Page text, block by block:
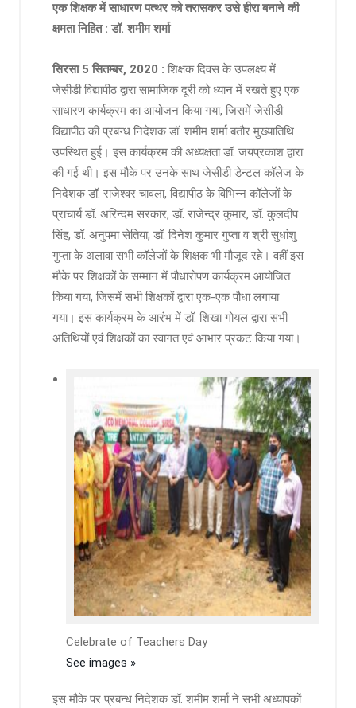
एक शिक्षक में साधारण पत्थर को तरासकर उसे हीरा बनाने की
क्षमता निहित : डॉ. शमीम शर्मा
सिरसा 5 सितम्बर, 2020 : शिक्षक दिवस के उपलक्ष्य में
जेसीडी विद्यापीठ द्वारा सामाजिक दूरी को ध्यान में रखते हुए एक
साधारण कार्यक्रम का आयोजन किया गया, जिसमें जेसीडी
विद्यापीठ की प्रबन्ध निदेशक डॉ. शमीम शर्मा बतौर मुख्यातिथि
उपस्थित हुई। इस कार्यक्रम की अध्यक्षता डॉ. जयप्रकाश द्वारा
की गई थी। इस मौके पर उनके साथ जेसीडी डेन्टल कॉलेज के
निदेशक डॉ. राजेश्वर चावला, विद्यापीठ के विभिन्न कॉलेजों के
प्राचार्य डॉ. अरिन्दम सरकार, डॉ. राजेन्द्र कुमार, डॉ. कुलदीप
सिंह, डॉ. अनुपमा सेतिया, डॉ. दिनेश कुमार गुप्ता व श्री सुधांशु
गुप्ता के अलावा सभी कॉलेजों के शिक्षक भी मौजूद रहे। वहीं इस
मौके पर शिक्षकों के सम्मान में पौधारोपण कार्यक्रम आयोजित
किया गया, जिसमें सभी शिक्षकों द्वारा एक-एक पौधा लगाया
गया। इस कार्यक्रम के आरंभ में डॉ. शिखा गोयल द्वारा सभी
अतिथियों एवं शिक्षकों का स्वागत एवं आभार प्रकट किया गया।
Celebrate of Teachers Day
See images »
इस मौके पर प्रबन्ध निदेशक डॉ. शमीम शर्मा ने सभी अध्यापकों